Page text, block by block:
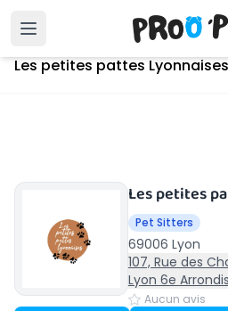
Accueil
Les petites pattes Lyonnaises
Les petites
Pet Sitters
69006 Lyon
107, Rue des
Lyon 6e
Aucun avis